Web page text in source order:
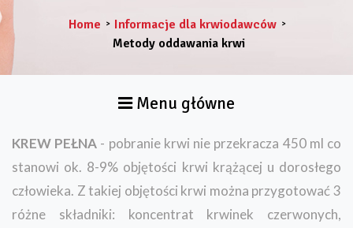
Home > Informacje dla krwiodawców >
Metody oddawania krwi
Menu główne
KREW PEŁNA - pobranie krwi nie przekracza 450 ml co
stanowi ok. 8-9% objętości krwi krążącej u dorosłego
człowieka. Z takiej objętości krwi można przygotować 3
różne składniki: koncentrat krwinek czerwonych,